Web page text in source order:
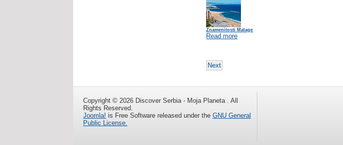
Znamenitosti Malage
Read more
Next
Copyright © 2026 Discover Serbia - Moja Planeta . All
Rights Reserved.
Joomla! is Free Software released under the GNU General
Public License.